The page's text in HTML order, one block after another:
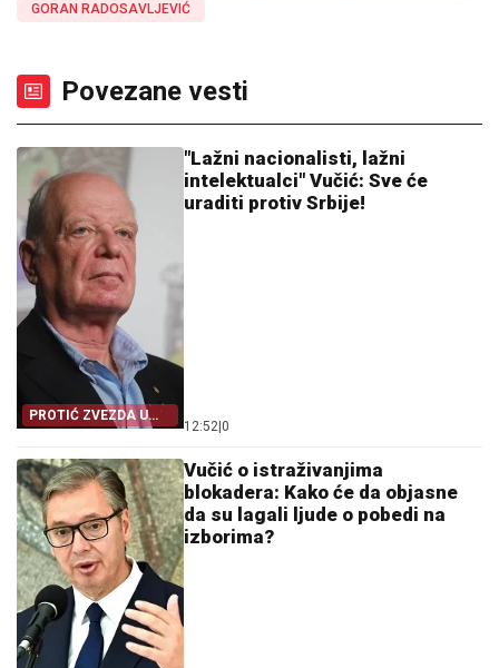
GORAN RADOSAVLJEVIĆ
Povezane vesti
PROTIĆ ZVEZDA U
HRVATSKOJ
"Lažni nacionalisti, lažni
intelektualci" Vučić: Sve će
uraditi protiv Srbije!
12:52 0
Vučić o istraživanjima
blokadera: Kako će da objasne
da su lagali ljude o pobedi na
izborima?